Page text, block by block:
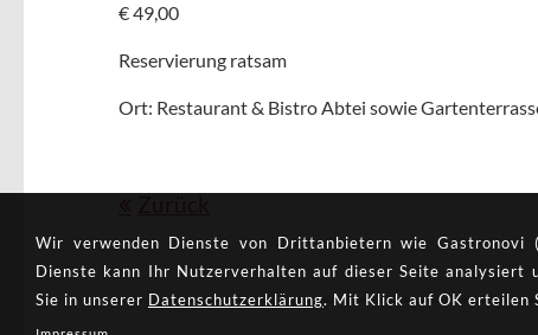
€ 49,00
Reservierung ratsam
Ort: Restaurant & Bistro Abtei sowie
Wir verwenden Dienste von Drittan­bietern wie Gastronovi
Dienste kann Ihr Nutzer­verhalten auf dieser Seite analysiert
Sie in unserer Datenschutzerklärung. Mit Klick auf OK erteilen